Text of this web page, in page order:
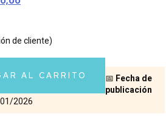
de cliente)
AL CARRITO 📅 Fecha de
publicación
2026